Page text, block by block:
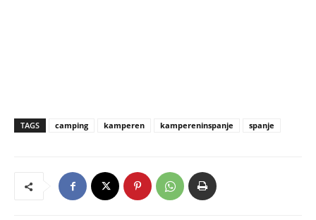
TAGS camping kamperen kampereninspanje spanje